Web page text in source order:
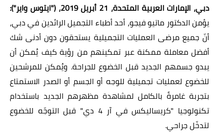
دبي، الإمارات العربية المتحدة، 21 أبريل 2019، ( "ايتوس واير"):
يؤمن الدكتور ماتيو فيجو، أحد أطباء التجميل الرائدين في دبي،
أنّ جميع مرضى العمليات التجميلية يستحقون دون أدنى شك
أفضل معاملة ممكنة عبر تمكينهم من رؤية كيف يُمكن أن
يبدو جسمهم الجديد قبل الخضوع للجراحة. ويُمكن للمرشحين
للخضوع لعمليات تجميلية للوجه أو الجسم أو الصدر الاستمتاع
بتجربة غامرةً بالكامل لمشاهدة مظهرهم الجديد باستخدام
تكنولوجيا "كريساليكس في آر 4 دي" قبل التوجّه للخضوع
لتدخّل جراحي.